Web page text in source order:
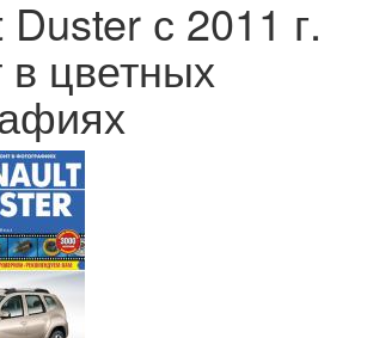
с 2011 г.
цветных